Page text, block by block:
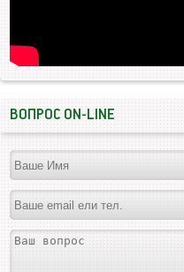
ВОПРОС ON-LINE